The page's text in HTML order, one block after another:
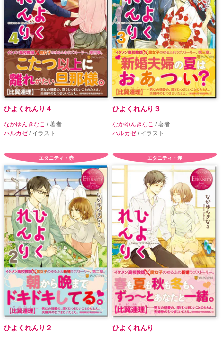
ひよくれんり４
なかゆんきなこ / 著者
ハルカゼ / イラスト
ひよくれんり３
なかゆんきなこ / 著者
ハルカゼ / イラスト
エタニティ・赤
ひよくれんり２
エタニティ・赤
ひよくれんり